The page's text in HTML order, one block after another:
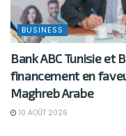
BUSINESS
Bank ABC Tunisie et
financement en
Maghreb Arabe
10 AOÛT 2026